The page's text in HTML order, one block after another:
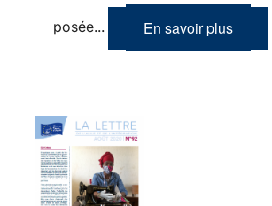
posée... En savoir plus